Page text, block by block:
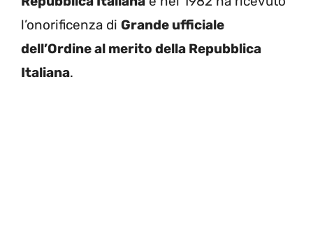
l’onorificenza di Grande ufficiale
dell’Ordine al merito della Repubblica
Italiana.